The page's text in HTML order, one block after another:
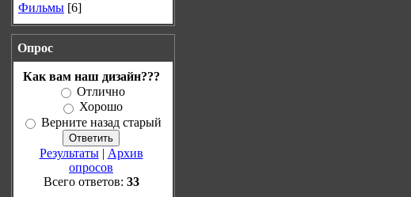
Фильмы [6]
Опрос
Как вам наш дизайн???
Отлично
Хорошо
Верните назад старый
Результаты| Архив
опросов
Всего ответов: 33